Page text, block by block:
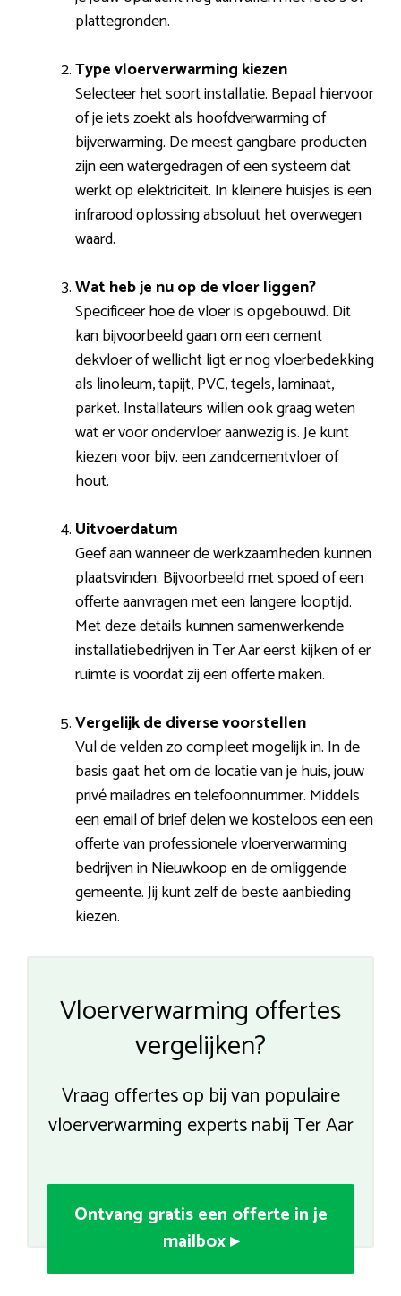
plattegronden.
Type vloerverwarming kiezen
Selecteer het soort installatie. Bepaal hiervoor
of je iets zoekt als hoofdverwarming of
bijverwarming. De meest gangbare producten
zijn een watergedragen of een systeem dat
werkt op elektriciteit. In kleinere huisjes is een
infrarood oplossing absoluut het overwegen
waard.
Wat heb je nu op de vloer liggen?
Specificeer hoe de vloer is opgebouwd. Dit
kan bijvoorbeeld gaan om een cement
dekvloer of wellicht ligt er nog vloerbedekking
als linoleum, tapijt, PVC, tegels, laminaat,
parket. Installateurs willen ook graag weten
wat er voor ondervloer aanwezig is. Je kunt
kiezen voor bijv. een zandcementvloer of
hout.
Uitvoerdatum
Geef aan wanneer de werkzaamheden kunnen
plaatsvinden. Bijvoorbeeld met spoed of een
offerte aanvragen met een langere looptijd.
Met deze details kunnen samenwerkende
installatiebedrijven in Ter Aar eerst kijken of er
ruimte is voordat zij een offerte maken.
Vergelijk de diverse voorstellen
Vul de velden zo compleet mogelijk in. In de
basis gaat het om de locatie van je huis, jouw
privé mailadres en telefoonnummer. Middels
een email of brief delen we kosteloos een een
offerte van professionele vloerverwarming
bedrijven in Nieuwkoop en de omliggende
gemeente. Jij kunt zelf de beste aanbieding
kiezen.
Vloerverwarming offertes
vergelijken?
Vraag offertes op bij van populaire
vloerverwarming experts nabij Ter Aar
Ontvang gratis een offerte in je
mailbox ▸